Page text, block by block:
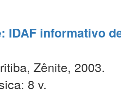
IDAF informativo
Zênite, 2003.
8 v.